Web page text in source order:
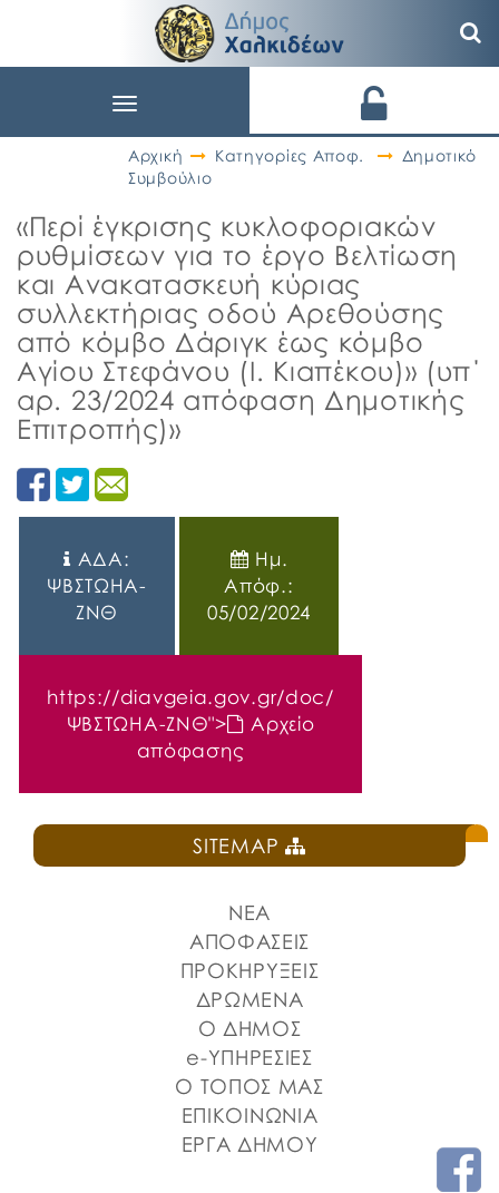
Toggle
Αρχική
Κατηγορίες Αποφ.
Δημοτικό
Συμβούλιο
«Περί έγκρισης κυκλοφοριακών
ρυθμίσεων για το έργο Βελτίωση
και Ανακατασκευή κύριας
συλλεκτήριας οδού Αρεθούσης
από κόμβο Δάριγκ έως κόμβο
Αγίου Στεφάνου (Ι. Κιαπέκου)» (υπ΄
αρ. 23/2024 απόφαση Δημοτικής
Επιτροπής)»
ΑΔΑ:
ΨΒΣΤΩΗΑ-
ΖΝΘ
Ημ.
Απόφ.:
05/02/2024
https://diavgeia.gov.gr/doc/
ΨΒΣΤΩΗΑ-ΖΝΘ">
Αρχείο
απόφασης
SITEMAP
ΝΕΑ
ΑΠΟΦΑΣΕΙΣ
ΠΡΟΚΗΡΥΞΕΙΣ
ΔΡΩΜΕΝΑ
Ο ΔΗΜΟΣ
e-ΥΠΗΡΕΣΙΕΣ
Ο ΤΟΠΟΣ ΜΑΣ
ΕΠΙΚΟΙΝΩΝΙΑ
ΕΡΓΑ ΔΗΜΟΥ